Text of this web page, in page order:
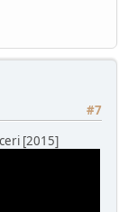
#7
[2015]